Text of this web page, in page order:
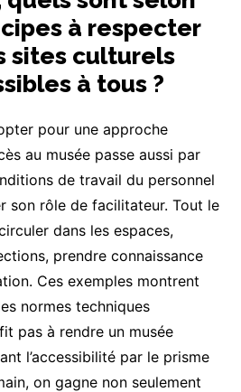
à respecter
sites culturels
à tous ?
pour une approche
au musée passe aussi par
de travail du personnel
son rôle de facilitateur. Tout le
dans les espaces,
prendre connaissance
Ces exemples montrent
normes techniques
pas à rendre un musée
l’accessibilité par le prisme
on gagne non seulement